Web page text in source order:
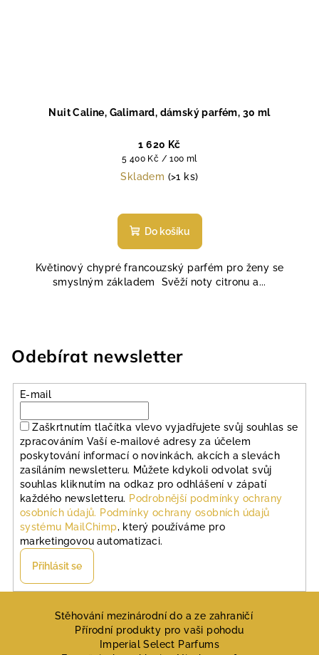
Nuit Caline, Galimard, dámský parfém, 30 ml
1 620 Kč
Měrná
cena:
5 400 Kč / 100 ml
Skladem (>1 ks)
hodnocení
produktu
z
5
Do košíku
Květinový chypré francouzský parfém pro ženy se
smyslným základem Svěží noty citronu a...
Odebírat newsletter
E-mail
Zaškrtnutím tlačítka vlevo vyjadřujete svůj souhlas se
zpracováním Vaší e-mailové adresy za účelem
poskytování informací o novinkách, akcích a slevách
zasíláním newsletteru. Můžete kdykoli odvolat svůj
souhlas kliknutím na odkaz pro odhlášení v zápatí
každého newsletteru. Podrobnější podmínky ochrany
osobních údajů. Podmínky ochrany osobních údajů
systému MailChimp, který používáme pro
marketingovou automatizaci.
Přihlásit se
Stěhování mezinárodní do a ze zahraničí
Přírodní produkty pro vaši pohodu
Imperial Select Parfums